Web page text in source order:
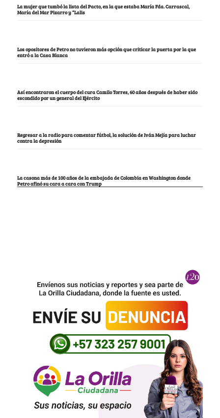
La mujer que tumbó la lista del Pacto, en la que estaba María Fda. Carrascal,
María del Mar Pizarro y “Lalis
Los opositores de Petro no tuvieron más opción que criticar la puerta por la que
entró a la Casa Blanca
Así encontraron el cuerpo del cura Camilo Torres, 60 años después de haber sido
escondido por un general del Ejército
Regresar a la radio para comentar fútbol, la solución de Iván Mejía para luchar
contra la depresión
La casona más de 100 años de la embajada de Colombia en Washington donde
Petro afinó su cara a cara con Trump